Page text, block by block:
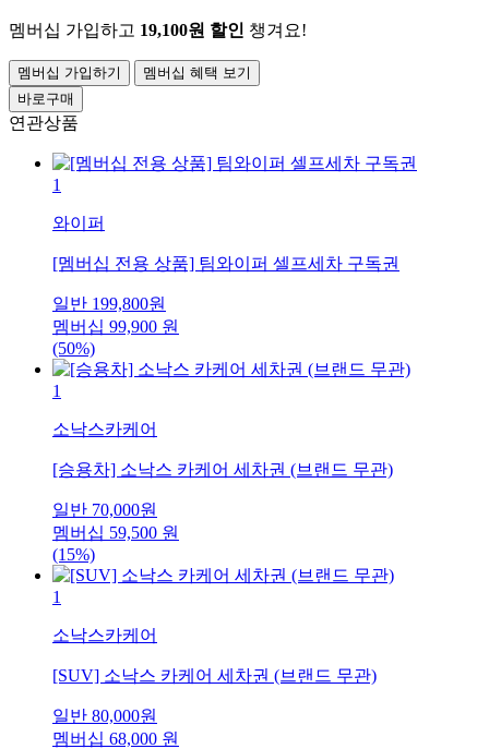
멤버십 가입하고 19,100원 할인 챙겨요!
멤버십 가입하기
멤버십 혜택 보기
바로구매
연관상품
1
와이퍼
[멤버십 전용 상품] 팀와이퍼 셀프세차 구독권
일반 199,800원
멤버십 99,900 원
(50%)
1
소낙스카케어
[승용차] 소낙스 카케어 세차권 (브랜드 무관)
일반 70,000원
멤버십 59,500 원
(15%)
1
소낙스카케어
[SUV] 소낙스 카케어 세차권 (브랜드 무관)
일반 80,000원
멤버십 68,000 원